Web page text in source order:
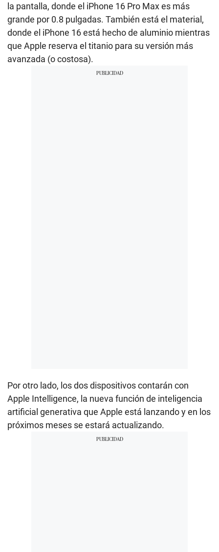
la pantalla, donde el iPhone 16 Pro Max es más
grande por 0.8 pulgadas. También está el material,
donde el iPhone 16 está hecho de aluminio mientras
que Apple reserva el titanio para su versión más
avanzada (o costosa).
Por otro lado, los dos dispositivos contarán con
Apple Intelligence, la nueva función de inteligencia
artificial generativa que Apple está lanzando y en los
próximos meses se estará actualizando.